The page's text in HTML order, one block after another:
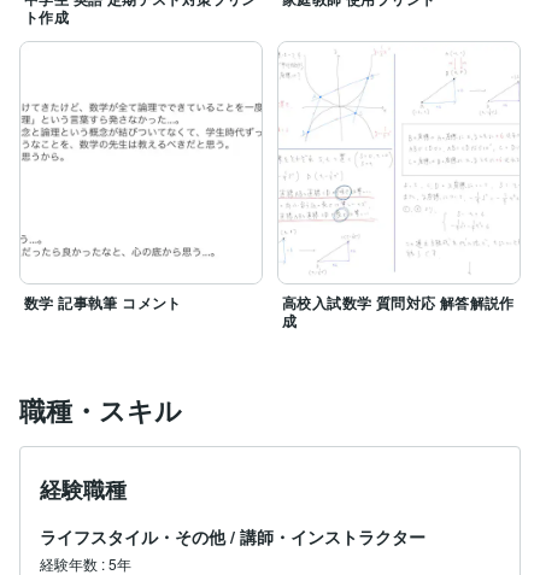
ト作成
数学 記事執筆 コメント
高校入試数学 質問対応 解答解説作
成
職種・スキル
経験職種
ライフスタイル・その他 / 講師・インストラクター
経験年数 :5年